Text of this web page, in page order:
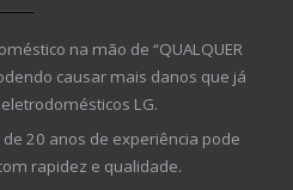
na mão de “QUALQUER
causar mais danos que já
LG.
20 anos de experiência pode
rapidez e qualidade.